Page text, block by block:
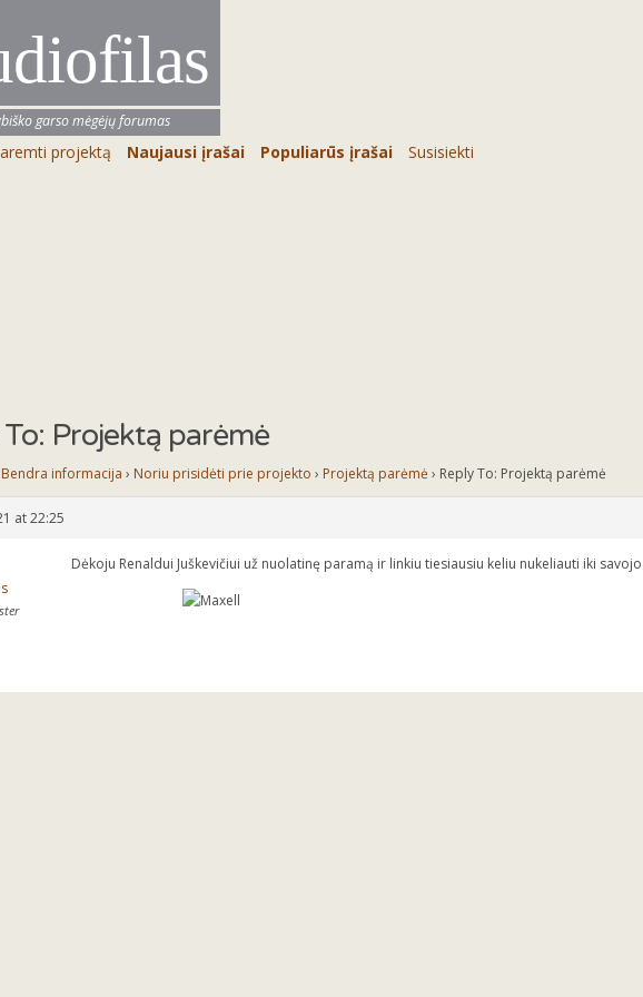
garso mėgėjų forumas
projektą Naujausi įrašai Populiarūs įrašai Susisiekti
Projektą parėmė
Bendra informacija › Noriu prisidėti prie projekto › Projektą parėmė › Reply To: Projektą parėmė
at 22:25
Dėkoju Renaldui Juškevičiui už nuolatinę paramą ir linkiu tiesiausiu keliu nukeliauti iki